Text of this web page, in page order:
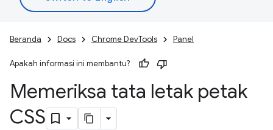
Beranda Docs Chrome DevTools Panel
Apakah informasi ini membantu?
Memeriksa tata letak petak
CSS